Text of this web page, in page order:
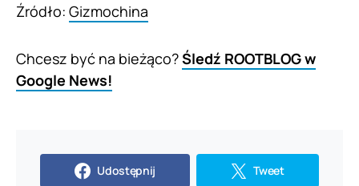
Źródło: Gizmochina
Chcesz być na bieżąco?Śledź ROOTBLOG w
Google News!
Udostępnij Tweet